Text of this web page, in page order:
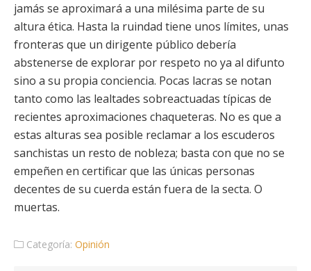
jamás se aproximará a una milésima parte de su
altura ética. Hasta la ruindad tiene unos límites, unas
fronteras que un dirigente público debería
abstenerse de explorar por respeto no ya al difunto
sino a su propia conciencia. Pocas lacras se notan
tanto como las lealtades sobreactuadas típicas de
recientes aproximaciones chaqueteras. No es que a
estas alturas sea posible reclamar a los escuderos
sanchistas un resto de nobleza; basta con que no se
empeñen en certificar que las únicas personas
decentes de su cuerda están fuera de la secta. O
muertas.
Categoría: Opinión